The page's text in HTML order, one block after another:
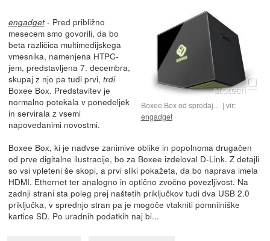
Boxee Box od spredaj...
vir:
engadget
engadget- Pred približno
mesecem smo govorili, da bo
beta različica multimedijskega
vmesnika, namenjena HTPC-
jem, predstavljena 7. decembra,
skupaj z njo pa tudi prvi, trdi
Boxee Box. Predstavitev je
normalno potekala v ponedeljek
in servirala z vsemi
napovedanimi novostmi.
Boxee Box, ki je nadvse zanimive oblike in popolnoma drugačen
od prve digitalne ilustracije, bo za Boxee izdeloval D-Link. Z detajli
so vsi vpleteni še skopi, a prvi sliki pokažeta, da bo naprava imela
HDMI, Ethernet ter analogno in optično zvočno povezljivost. Na
zadnji strani sta poleg prej naštetih priključkov tudi dva USB 2.0
priključka, v sprednjo stran pa je mogoče vtakniti pomnilniške
kartice SD. Po uradnih podatkih naj bi...